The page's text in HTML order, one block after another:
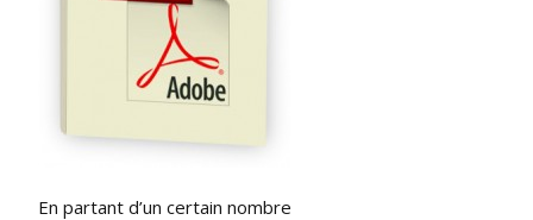
En partant d’un certain nombre